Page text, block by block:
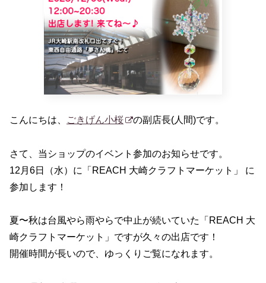
こんにちは、 ごきげん小桜 の副店長(人間)です。
さて、当ショップのイベント参加のお知らせです。
12月6日（水）に「REACH 大崎クラフトマーケット」 に
参加します！
夏〜秋は台風やら雨やらで中止が続いていた「REACH 大
崎クラフトマーケット」ですが久々の出店です！
開催時間が長いので、ゆっくりご覧になれます。